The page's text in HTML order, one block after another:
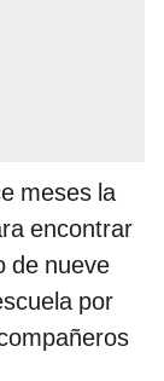
meses la
encontrar
de nueve
por